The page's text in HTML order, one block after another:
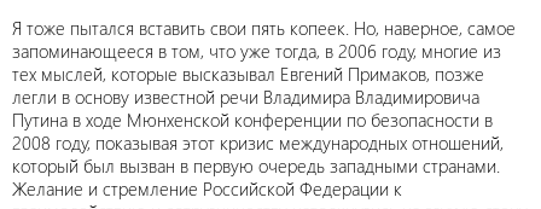
Я тоже пытался вставить свои пять копеек. Но, наверное, самое
запоминающееся в том, что уже тогда, в 2006 году, многие из
тех мыслей, которые высказывал Евгений Примаков, позже
легли в основу известной речи Владимира Владимировича
Путина в ходе Мюнхенской конференции по безопасности в
2008 году, показывая этот кризис международных отношений,
который был вызван в первую очередь западными странами.
Желание и стремление Российской Федерации к